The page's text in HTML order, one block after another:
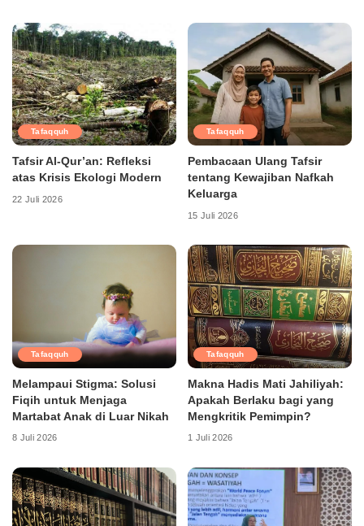
Tafaqquh
Tafsir Al-Qur’an: Refleksi
atas Krisis Ekologi Modern
22 Juli 2026
Tafaqquh
Pembacaan Ulang Tafsir
tentang Kewajiban Nafkah
Keluarga
15 Juli 2026
Tafaqquh
Melampaui Stigma: Solusi
Fiqih untuk Menjaga
Martabat Anak di Luar Nikah
8 Juli 2026
Tafaqquh
Makna Hadis Mati Jahiliyah:
Apakah Berlaku bagi yang
Mengkritik Pemimpin?
1 Juli 2026